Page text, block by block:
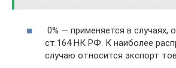
0% — применяется в случаях,
ст.164 НК РФ. К наиболее
случаю относится экспорт